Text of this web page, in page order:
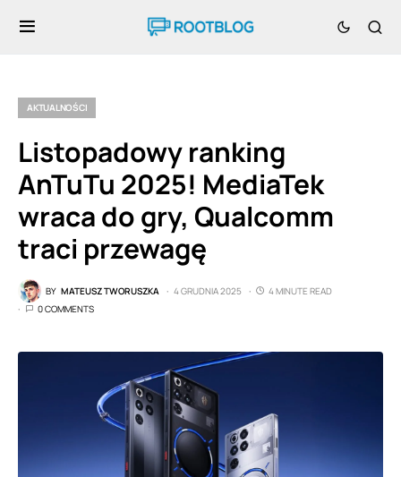
AKTUALNOŚCI
Listopadowy ranking
AnTuTu 2025! MediaTek
wraca do gry, Qualcomm
traci przewagę
BY MATEUSZ TWORUSZKA 4 GRUDNIA 2025
4 MINUTE READ
0 COMMENTS